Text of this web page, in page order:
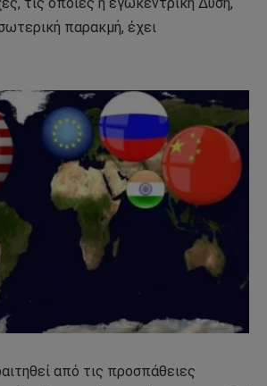
παρακμή, έχει
από τις προσπάθειες